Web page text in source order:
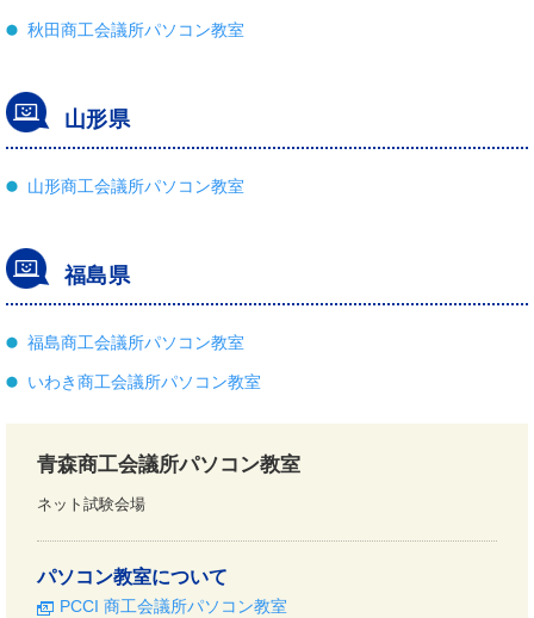
秋田商工会議所パソコン教室
山形県
山形商工会議所パソコン教室
福島県
福島商工会議所パソコン教室
いわき商工会議所パソコン教室
青森商工会議所パソコン教室
ネット試験会場
パソコン教室について
PCCI 商工会議所パソコン教室